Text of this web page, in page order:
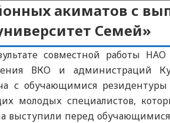
акиматов с
Семей»
совместной работы
ВКО и администраций
с обучающимися
молодых специалистов,
выступили перед